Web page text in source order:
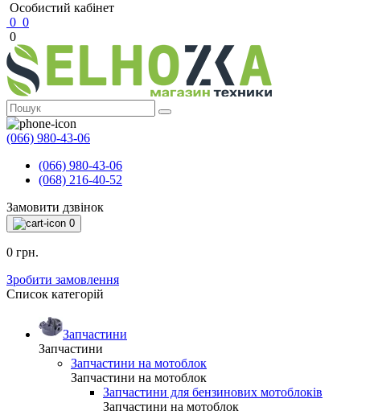
Особистий кабінет
0 0
0
(066) 980-43-06
(066) 980-43-06
(068) 216-40-52
Замовити дзвінок
0
0 грн.
Зробити замовлення
Список категорій
Запчастини
Запчастини
Запчастини на мотоблок
Запчастини на мотоблок
Запчастини для бензинових мотоблоків
Запчастини на мотоблок